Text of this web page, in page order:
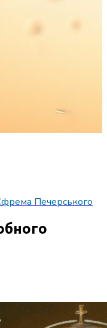
Печерського